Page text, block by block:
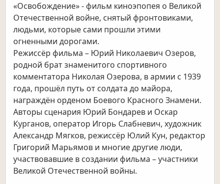
«Освобождение» - фильм киноэпопея о Великой
Отечественной войне, снятый фронтовиками,
людьми, которые сами прошли этими
огненными дорогами.
Режиссёр фильма – Юрий Николаевич Озеров,
родной брат знаменитого спортивного
комментатора Николая Озерова, в армии с 1939
года, прошёл путь от солдата до майора,
награждён орденом Боевого Красного Знамени.
Авторы сценария Юрий Бондарев и Оскар
Курганов, оператор Игорь Слабневич, художник
Александр Мягков, режиссёр Юлий Кун, редактор
Григорий Марьямов и многие другие люди,
участвовавшие в создании фильма – участники
Великой Отечественной войны.